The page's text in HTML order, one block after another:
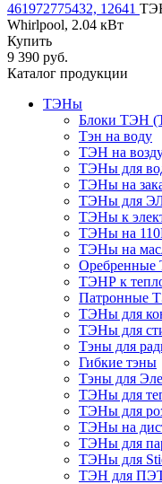
461972775432, 12641
Whirlpool, 2.04 кВт
Купить
9 390 руб.
Каталог продукции
ТЭНы
Блоки ТЭН
Тэн на воду
ТЭН на
ТЭНы для
ТЭНы на
ТЭНы для
ТЭНы к
ТЭНы на
ТЭНы на
ТЭНР к
Патронные
ТЭНы для
ТЭНы для
Тэны для
Гибкие тэны
Тэны для
ТЭНы для
ТЭНы для
ТЭНы на
ТЭНы для
ТЭНы для
ТЭН для